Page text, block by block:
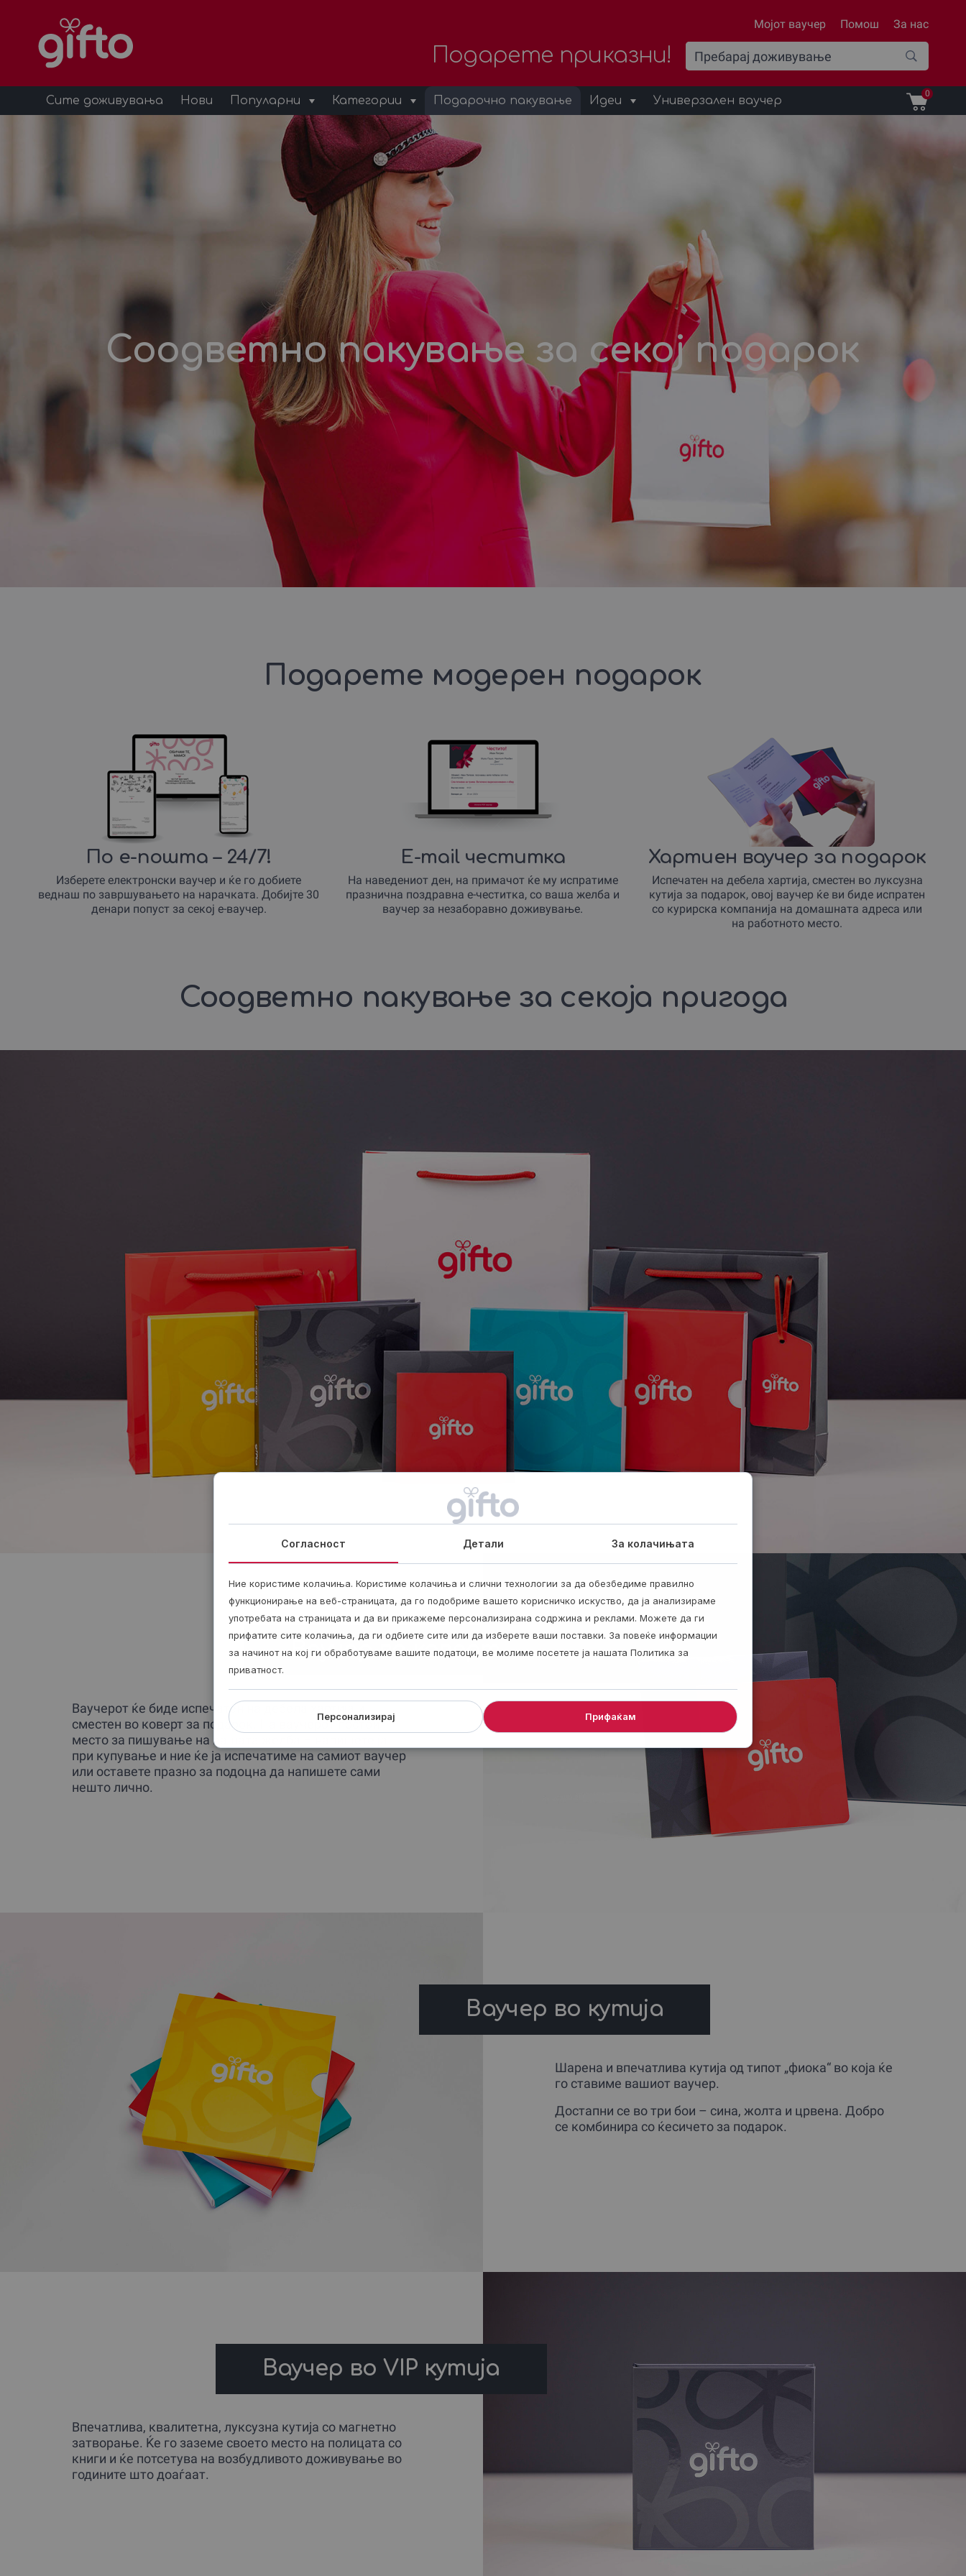
Мојот ваучер Помош За нас
Подарете приказни!
Сите доживувања Нови Популарни Категории Подарочно пакување Идеи Универзален ваучер
0
Соодветно пакување за секој подарок
Подарете модерен подарок
По е-пошта – 24/7!
Изберете електронски ваучер и ќе го добиете
веднаш по завршувањето на нарачката. Добијте 30
денари попуст за секој е-ваучер.
E-mail честитка
На наведениот ден, на примачот ќе му испратиме
празнична поздравна е-честитка, со ваша желба и
ваучер за незаборавно доживување.
Хартиен ваучер за подарок
Испечатен на дебела хартија, сместен во луксузна
кутија за подарок, овој ваучер ќе ви биде испратен
со курирска компанија на домашната адреса или
на работното место.
Соодветно пакување за секоја пригода
Ваучер во коверт
Ваучерот ќе биде испечатен на дебела хартија и
сместен во коверт за подарок. На ваучерот постои
место за пишување на вашата желба – напишете ја
при купување и ние ќе ја испечатиме на самиот ваучер
или оставете празно за подоцна да напишете сами
нешто лично.
Ваучер во кутија
Шарена и впечатлива кутија од типот „фиока“ во која ќе
го ставиме вашиот ваучер.
Достапни се во три бои – сина, жолта и црвена. Добро
се комбинира со ќесичето за подарок.
Ваучер во VIP кутија
Впечатлива, квалитетна, луксузна кутија со магнетно
затворање. Ќе го заземе своето место на полицата со
книги и ќе потсетува на возбудливото доживување во
годините што доаѓаат.
Согласност Детали За колачињата
Ние користиме колачиња. Користиме колачиња и слични технологии за да обезбедиме правилно
функционирање на веб-страницата, да го подобриме вашето корисничко искуство, да ја анализираме
употребата на страницата и да ви прикажеме персонализирана содржина и реклами. Можете да ги
прифатите сите колачиња, да ги одбиете сите или да изберете ваши поставки. За повеќе информации
за начинот на кој ги обработуваме вашите податоци, ве молиме посетете ја нашата Политика за
приватност.
Персонализирај Прифаќам